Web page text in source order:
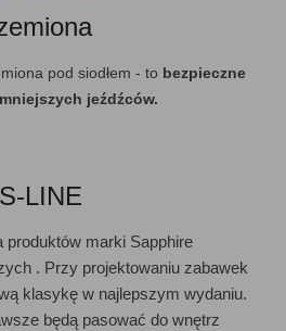
pod siodłem - to bezpieczne
jeźdźców.
LINE
produktów marki Sapphire
. Przy projektowaniu zabawek
klasykę w najlepszym wydaniu.
będą pasować do wnętrz